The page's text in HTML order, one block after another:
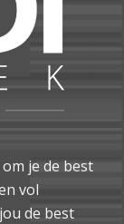
je de best
vol
de best